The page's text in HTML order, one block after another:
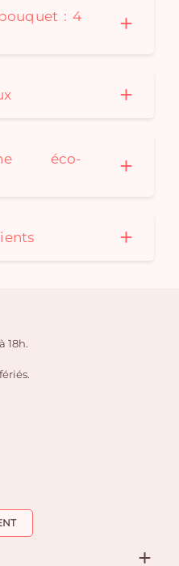
: 4
éco-
18h.